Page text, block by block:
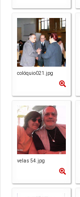
colóquio021.jpg
velas 54.jpg